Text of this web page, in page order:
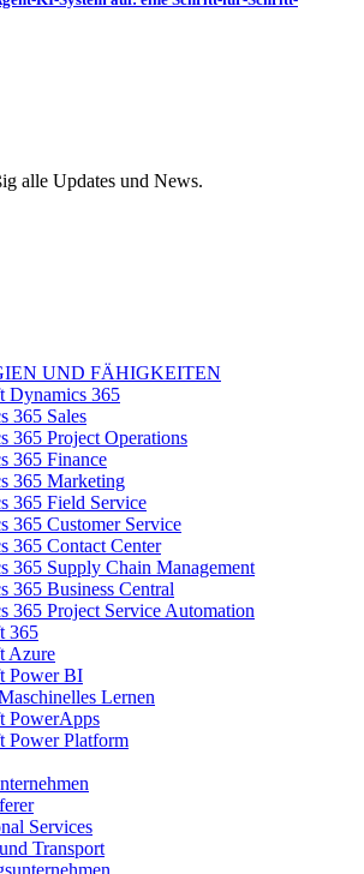
alle Updates und News.
UND FÄHIGKEITEN
Dynamics 365
365 Sales
365 Project Operations
365 Finance
365 Marketing
365 Field Service
365 Customer Service
365 Contact Center
365 Supply Chain Management
365 Business Central
365 Project Service Automation
365
Azure
Power BI
Lernen
PowerApps
Power Platform
Services
Transport